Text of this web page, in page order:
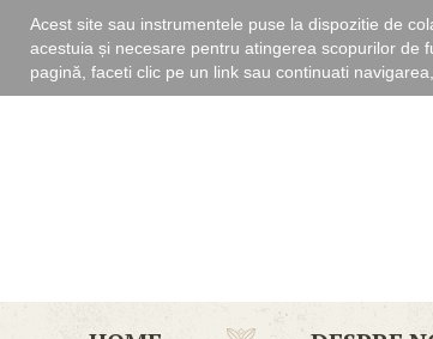
Acest site sau instrumentele puse la dispozitie de
acestuia și necesare pentru atingerea scopurilor de
pagină, faceti clic pe un link sau continuati